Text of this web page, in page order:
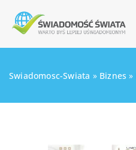
Swiadomosc-Swiata » Biznes »